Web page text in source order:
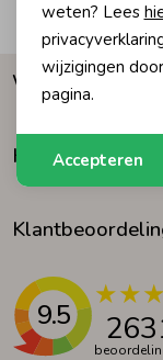
Zomeraccessoires
Kledingaccessoires
Leggings
Boxpakjes
Ondergoed
Regenkleding &-
Waarom
Klantenservice
9.5
Terug
weten? Lees
wijzigingen
pagina.
Accepteren